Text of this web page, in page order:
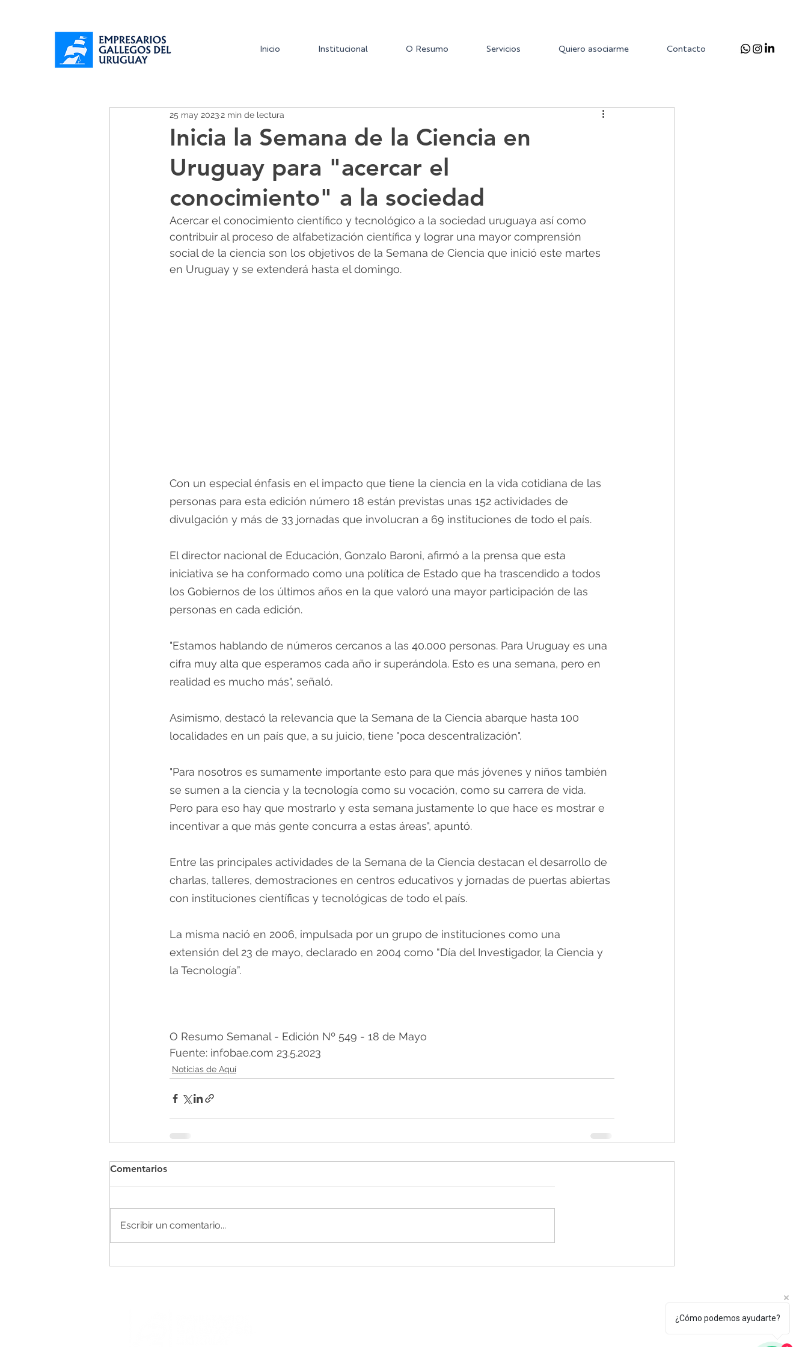
Inicio Institucional O Resumo Servicios Quiero asociarme Contacto
Inicia la Semana de la Ciencia en
Uruguay para "acercar el
conocimiento" a la sociedad
25 may 2023 2 min de lectura
Acercar el conocimiento científico y tecnológico a la sociedad uruguaya así como
contribuir al proceso de alfabetización científica y lograr una mayor comprensión
social de la ciencia son los objetivos de la Semana de Ciencia que inició este martes
en Uruguay y se extenderá hasta el domingo.
Con un especial énfasis en el impacto que tiene la ciencia en la vida cotidiana de las
personas para esta edición número 18 están previstas unas 152 actividades de
divulgación y más de 33 jornadas que involucran a 69 instituciones de todo el país.
El director nacional de Educación, Gonzalo Baroni, afirmó a la prensa que esta
iniciativa se ha conformado como una política de Estado que ha trascendido a todos
los Gobiernos de los últimos años en la que valoró una mayor participación de las
personas en cada edición.
"Estamos hablando de números cercanos a las 40.000 personas. Para Uruguay es una
cifra muy alta que esperamos cada año ir superándola. Esto es una semana, pero en
realidad es mucho más", señaló.
Asimismo, destacó la relevancia que la Semana de la Ciencia abarque hasta 100
localidades en un país que, a su juicio, tiene "poca descentralización".
"Para nosotros es sumamente importante esto para que más jóvenes y niños también
se sumen a la ciencia y la tecnología como su vocación, como su carrera de vida.
Pero para eso hay que mostrarlo y esta semana justamente lo que hace es mostrar e
incentivar a que más gente concurra a estas áreas", apuntó.
Entre las principales actividades de la Semana de la Ciencia destacan el desarrollo de
charlas, talleres, demostraciones en centros educativos y jornadas de puertas abiertas
con instituciones científicas y tecnológicas de todo el país.
La misma nació en 2006, impulsada por un grupo de instituciones como una
extensión del 23 de mayo, declarado en 2004 como “Día del Investigador, la Ciencia y
la Tecnología”.
O Resumo Semanal - Edición Nº 549 - 18 de Mayo
Fuente: infobae.com 23.5.2023
Noticias de Aquí
Comentarios
Escribir un comentario...
secretaria@egu.org.uy
¿Cómo podemos ayudarte?